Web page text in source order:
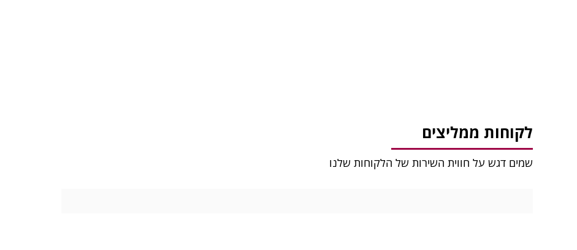
לקוחות ממליצים
שמים דגש על חווית השירות של הלקוחות שלנו